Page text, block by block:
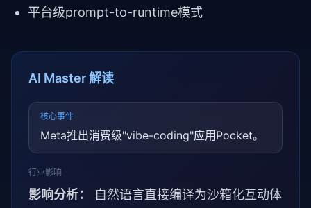
平台级prompt-to-runtime模式
AI Master 解读
核心事件
Meta推出消费级"vibe-coding"应用Pocket。
行业影响
影响分析：
自然语言直接编译为沙箱化互动体